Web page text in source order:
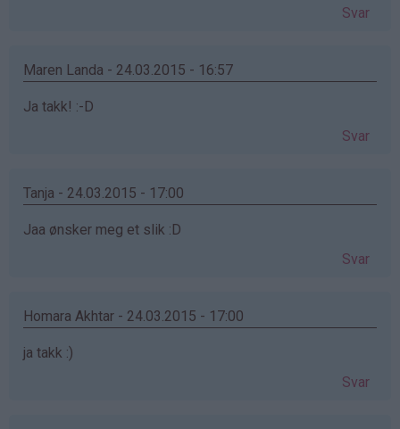
Svar
Maren Landa - 24.03.2015 - 16:57
Ja takk! :-D
Svar
Tanja - 24.03.2015 - 17:00
Jaa ønsker meg et slik :D
Svar
Homara Akhtar - 24.03.2015 - 17:00
ja takk :)
Svar